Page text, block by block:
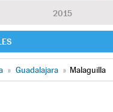
2015
» Guadalajara » Malaguilla